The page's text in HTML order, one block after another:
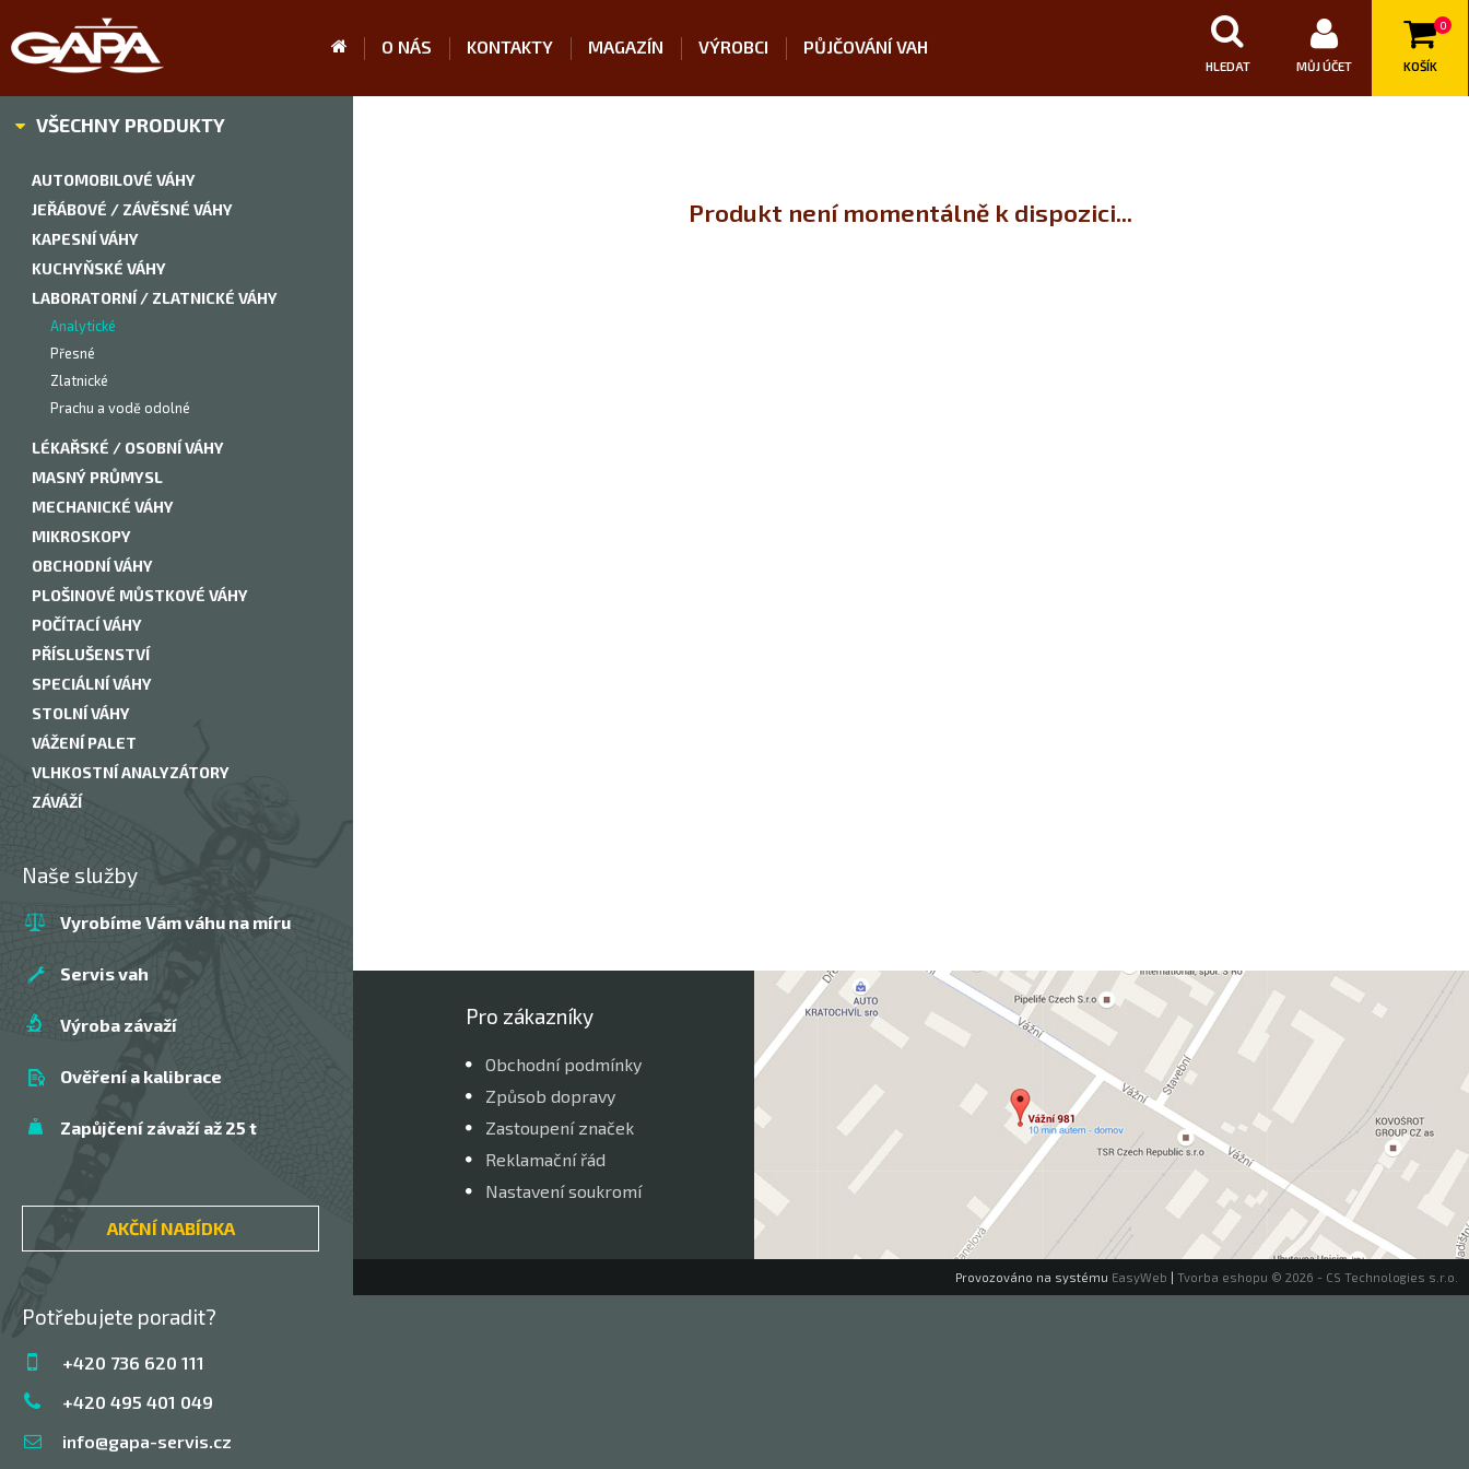
O NÁS KONTAKTY MAGAZÍN VÝROBCI PŮJČOVÁNÍ VAH
HLEDAT MŮJ ÚČET
0
KOŠÍK
VŠECHNY PRODUKTY
AUTOMOBILOVÉ VÁHY
JEŘÁBOVÉ / ZÁVĚSNÉ VÁHY
KAPESNÍ VÁHY
KUCHYŇSKÉ VÁHY
LABORATORNÍ / ZLATNICKÉ VÁHY
Analytické
Přesné
Zlatnické
Prachu a vodě odolné
LÉKAŘSKÉ / OSOBNÍ VÁHY
MASNÝ PRŮMYSL
MECHANICKÉ VÁHY
MIKROSKOPY
OBCHODNÍ VÁHY
PLOŠINOVÉ MŮSTKOVÉ VÁHY
POČÍTACÍ VÁHY
PŘÍSLUŠENSTVÍ
SPECIÁLNÍ VÁHY
STOLNÍ VÁHY
VÁŽENÍ PALET
VLHKOSTNÍ ANALYZÁTORY
ZÁVÁŽÍ
Naše služby
Vyrobíme Vám váhu na míru
Servis vah
Výroba závaží
Ověření a kalibrace
Zapůjčení závaží až 25 t
AKČNÍ NABÍDKA
Potřebujete poradit?
+420 736 620 111
+420 495 401 049
info@gapa-servis.cz
Produkt není momentálně k dispozici...
Pro zákazníky
Obchodní podmínky
Způsob dopravy
Zastoupení značek
Reklamační řád
Nastavení soukromí
Provozováno na systému EasyWeb Tvorba eshopu © 2026 - CS Technologies s.r.o.